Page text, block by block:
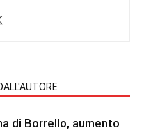
di Borrello, aumento